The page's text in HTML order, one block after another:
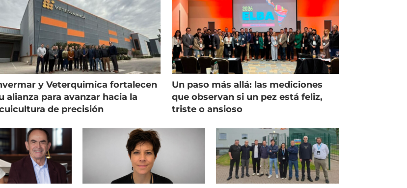
y Veterquimica fortalecen
alianza para avanzar hacia la
de precisión
Un paso más allá: las mediciones
que observan si un pez está feliz,
triste o ansioso